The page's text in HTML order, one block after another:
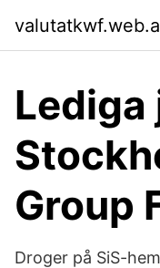
Lediga
Group
Droger på SiS-